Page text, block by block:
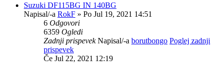
Suzuki DF115BG IN 140BG
Napisal/-a RokF » Po Jul 19, 2021 14:51
6 Odgovori
6359 Ogledi
Zadnji prispevekNapisal/-a borutbongo Poglej zadnji
prispevek
Če Jul 22, 2021 12:19